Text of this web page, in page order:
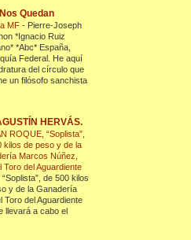
Quedan
MF- Pierre-Joseph
*Ignacio Ruiz
*Abc* España,
Federal. He aquí
del círculo que
un filósofo sanchista
HERVÁS.
ROQUE, “Soplista”,
kilos de peso y de la
Marcos Núñez,
Toro del Aguardiente
“Soplista”, de 500 kilos
y de la Ganadería
Toro del Aguardiente
llevará a cabo el